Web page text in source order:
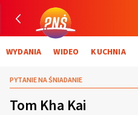
WYDANIA WIDEO KUCHNIA
PYTANIE NA ŚNIADANIE
Tom Kha Kai